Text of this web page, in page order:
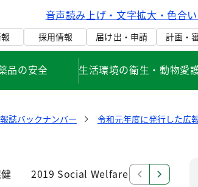
音声読み上げ・文字拡大・色合
採用情報 届け出・申請 計画・
品の安全 生活環境の衛生・動物愛
誌バックナンバー
令和元年度に発行した広
2019 Social Welfare and Public